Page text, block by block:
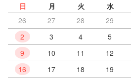
日 月 火 水
26
27 28 29
2
3 4 5
9
10 11 12
16
17 18 19